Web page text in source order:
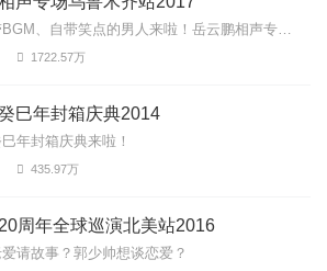
那个自带BGM、自带笑点的男人来啦！岳云鹏相声专场乌鲁木齐站2017爆笑来袭！更有《下象棋》《对春联》《...
1722.57万
巳年封箱庆典2014
年封箱庆典来啦！
435.97万
周年全球巡演北美站2016
请故事？郭少帅想谈恋爱？